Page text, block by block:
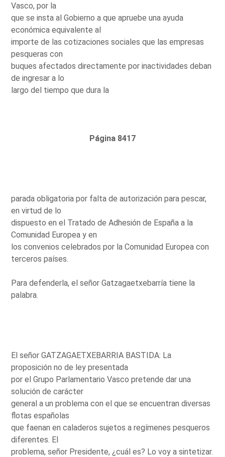
Vasco, por la
que se insta al Gobierno a que apruebe una ayuda
económica equivalente al
importe de las cotizaciones sociales que las empresas
pesqueras con
buques afectados directamente por inactividades deban
de ingresar a lo
largo del tiempo que dura la
Página 8417
parada obligatoria por falta de autorización para pescar,
en virtud de lo
dispuesto en el Tratado de Adhesión de España a la
Comunidad Europea y en
los convenios celebrados por la Comunidad Europea con
terceros países.
Para defenderla, el señor Gatzagaetxebarría tiene la
palabra.
El señor GATZAGAETXEBARRIA BASTIDA: La
proposición no de ley presentada
por el Grupo Parlamentario Vasco pretende dar una
solución de carácter
general a un problema con el que se encuentran diversas
flotas españolas
que faenan en caladeros sujetos a regímenes pesqueros
diferentes. El
problema, señor Presidente, ¿cuál es? Lo voy a sintetizar.